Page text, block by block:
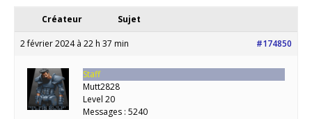
Créateur Sujet
2 février 2024 à 22 h 37 min #174850
Staff
Mutt2828
Level 20
Messages : 5240